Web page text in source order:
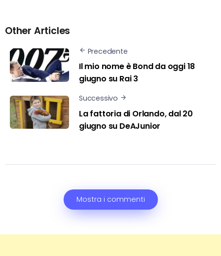
Other Articles
Precedente
Il mio nome è Bond da oggi 18
giugno su Rai 3
Successivo
La fattoria di Orlando, dal 20
giugno su DeAJunior
Mostra i commenti